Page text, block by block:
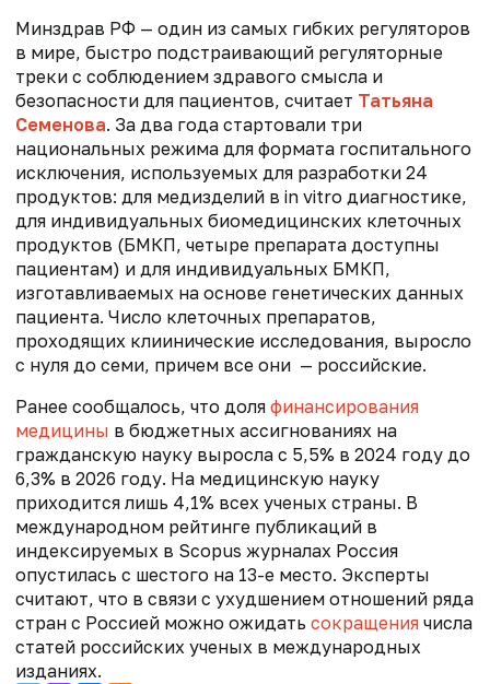
Минздрав РФ — один из самых гибких регуляторов
в мире, быстро подстраивающий регуляторные
треки с соблюдением здравого смысла и
безопасности для пациентов, считает Татьяна
Семенова. За два года стартовали три
национальных режима для формата госпитального
исключения, используемых для разработки 24
продуктов: для медизделий в in vitro диагностике,
для индивидуальных биомедицинских клеточных
продуктов (БМКП, четыре препарата доступны
пациентам) и для индивидуальных БМКП,
изготавливаемых на основе генетических данных
пациента. Число клеточных препаратов,
проходящих клиинические исследования, выросло
с нуля до семи, причем все они — российские.
Ранее сообщалось, что доля финансирования
медицины в бюджетных ассигнованиях на
гражданскую науку выросла с 5,5% в 2024 году до
6,3% в 2026 году. На медицинскую науку
приходится лишь 4,1% всех ученых страны. В
международном рейтинге публикаций в
индексируемых в Scopus журналах Россия
опустилась с шестого на 13-е место. Эксперты
считают, что в связи с ухудшением отношений ряда
стран с Россией можно ожидать сокращения числа
статей российских ученых в международных
изданиях.